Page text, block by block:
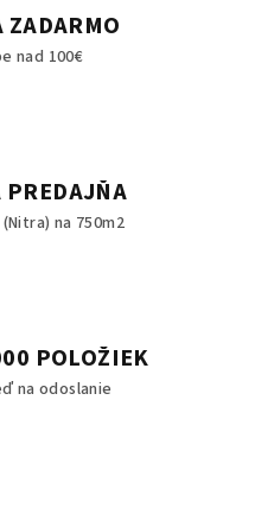
ZADARMO
nad 100€
na 750m2
POLOŽIEK
na odoslanie